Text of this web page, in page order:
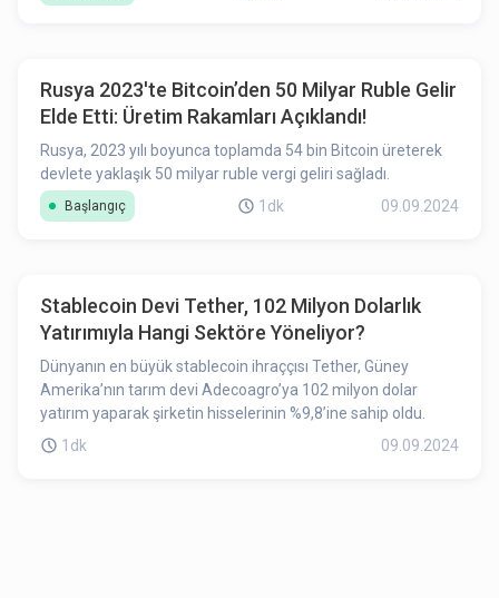
Rusya 2023'te Bitcoin’den 50 Milyar Ruble Gelir
Elde Etti: Üretim Rakamları Açıklandı!
Rusya, 2023 yılı boyunca toplamda 54 bin Bitcoin üreterek
devlete yaklaşık 50 milyar ruble vergi geliri sağladı.
Başlangıç 1dk 09.09.2024
Stablecoin Devi Tether, 102 Milyon Dolarlık
Yatırımıyla Hangi Sektöre Yöneliyor?
Dünyanın en büyük stablecoin ihraççısı Tether, Güney
Amerika’nın tarım devi Adecoagro’ya 102 milyon dolar
yatırım yaparak şirketin hisselerinin %9,8’ine sahip oldu.
1dk
09.09.2024